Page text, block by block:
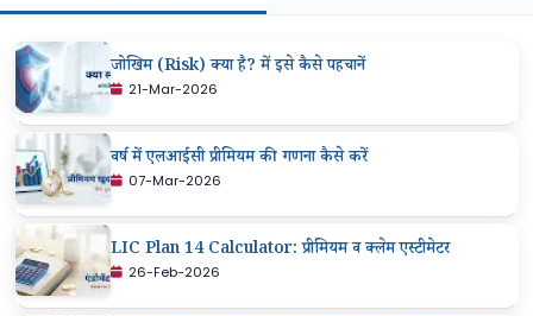
जोखिम (Risk) क्या है? में इसे कैसे पहचानें
21-Mar-2026
वर्ष में एलआईसी प्रीमियम की गणना कैसे करें
07-Mar-2026
LIC Plan 14 Calculator: प्रीमियम व क्लेम एस्टीमेटर
26-Feb-2026